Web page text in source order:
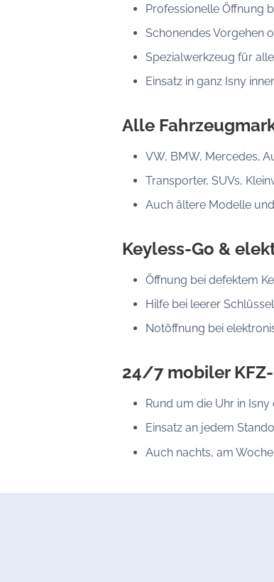
Professionelle Öffnung
Schonendes Vorgehen
Spezialwerkzeug für
Einsatz in ganz Isny
Alle
VW, BMW, Mercedes,
Transporter, SUVs,
Auch ältere Modelle
Keyless-Go &
Öffnung bei defektem
Hilfe bei leerer
Notöffnung bei
24/7 mobiler
Rund um die Uhr in
Einsatz an jedem
Auch nachts, am